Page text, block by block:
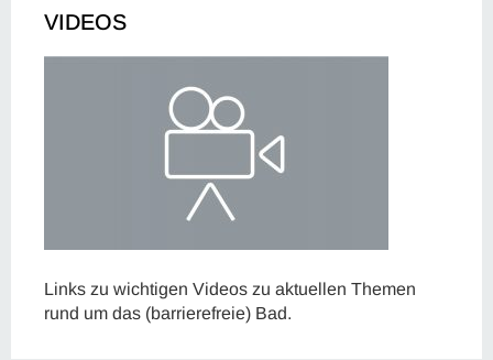
VIDEOS
Links zu wichtigen Videos zu aktuellen Themen
rund um das (barrierefreie) Bad.